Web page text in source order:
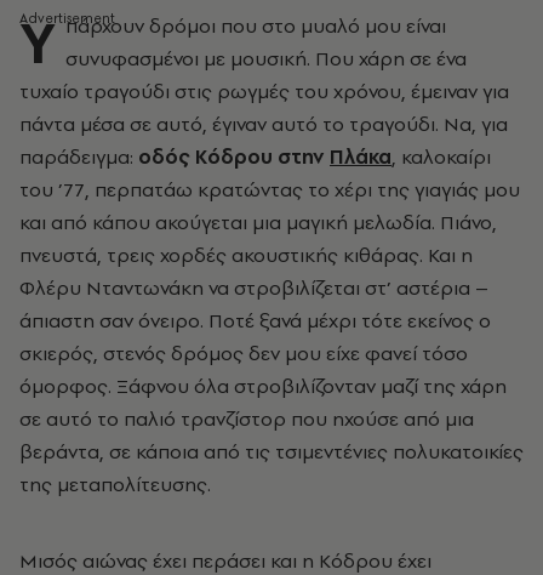
Υ πάρχουν δρόμοι που στο μυαλό μου είναι
συνυφασμένοι με μουσική. Που χάρη σε ένα
τυχαίο τραγούδι στις ρωγμές του χρόνου, έμειναν για
πάντα μέσα σε αυτό, έγιναν αυτό το τραγούδι. Να, για
παράδειγμα: οδός Κόδρου στην Πλάκα, καλοκαίρι
του ’77, περπατάω κρατώντας το χέρι της γιαγιάς μου
και από κάπου ακούγεται μια μαγική μελωδία. Πιάνο,
πνευστά, τρεις χορδές ακουστικής κιθάρας. Και η
Φλέρυ Νταντωνάκη να στροβιλίζεται στ’ αστέρια –
άπιαστη σαν όνειρο. Ποτέ ξανά μέχρι τότε εκείνος ο
σκιερός, στενός δρόμος δεν μου είχε φανεί τόσο
όμορφος. Ξάφνου όλα στροβιλίζονταν μαζί της χάρη
σε αυτό το παλιό τρανζίστορ που ηχούσε από μια
βεράντα, σε κάποια από τις τσιμεντένιες πολυκατοικίες
της μεταπολίτευσης.
Μισός αιώνας έχει περάσει και η Κόδρου έχει